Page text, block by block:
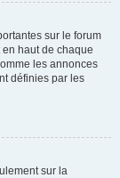
sur le forum
haut de chaque
les annonces
définies par les
sur la